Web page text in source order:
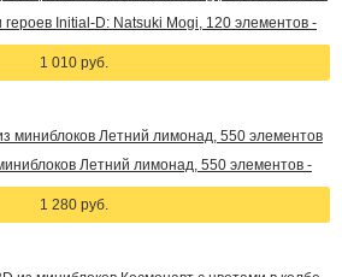
героев Initial-D: Natsuki Mogi, 120 элементов -
1 010 руб.
Летний лимонад, 550 элементов -
1 280 руб.